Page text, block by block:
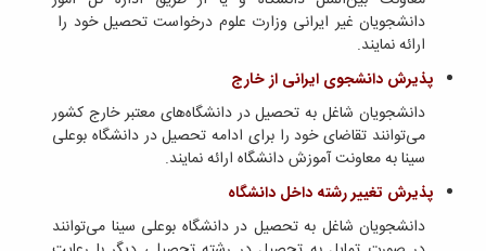
و
اجتماعی
نهاد
نمایندگی
مقام
معظم
رهبری
دانشگاه
روابط
غیرفارسی‌زبانان
آموزش‌های
کاربردی
و
الکترونیکی
آموزش
کارکنان
تقویم
آموزشی
نظامنامه
مقاومت
مصالح
آزمایشگاه
مواد
آزمایشگاه
باستان
شناسی
آزمایشگاه
هوش
ربات
منابع
طبیعی
تویسرکان
مدیریت
و
حسابداری
رزن
صنایع
غذایی
بهار
و
فوق
برنامه
استخر
زمین
چمن
سالن‌های
ورزشی
تفریحی-
سیاحتی
باغ
سینا
مؤسسه
حمایت
های
دانشگاه
(محمد)
دانشجویان غیر ایرانی وزارت علوم درخواست تحصیل خود را
ارائه نمایند.
پذیرش دانشجوی ایرانی از خارج
دانشجویان شاغل به تحصیل در دانشگاه‌های معتبر خارج کشور
می‌توانند تقاضای خود را برای ادامه تحصیل در دانشگاه بوعلی
سینا به معاونت آموزش دانشگاه ارائه نمایند.
پذیرش تغییر رشته داخل دانشگاه
دانشجویان شاغل به تحصیل در دانشگاه بوعلی سینا می‌توانند